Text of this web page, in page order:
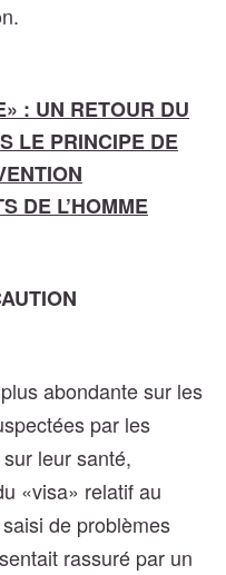
: UN RETOUR DU
LE PRINCIPE DE
DE L’HOMME
abondante sur les
par les
leur santé,
«visa» relatif au
de problèmes
rassuré par un